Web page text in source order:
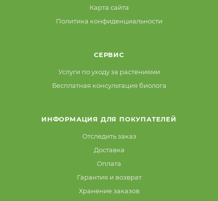
Карта сайта
Политика конфиденциальности
СЕРВИС
Услуги по уходу за растениями
Бесплатная консультация биолога
ИНФОРМАЦИЯ ДЛЯ ПОКУПАТЕЛЕЙ
Отследить заказ
Доставка
Оплата
Гарантия и возврат
Хранение заказов